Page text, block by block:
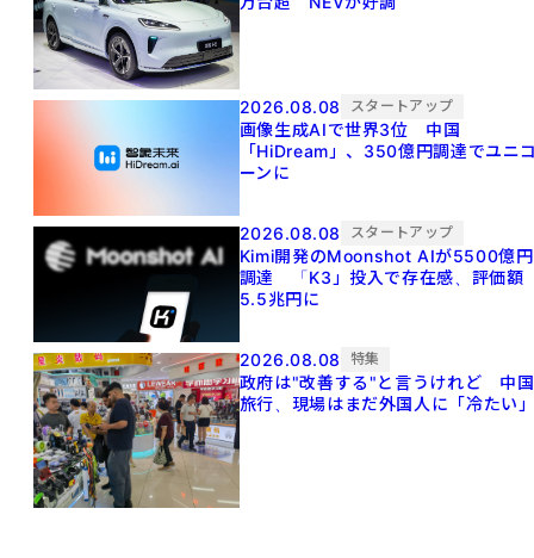
2026.08.08 スタートアップ
画像生成AIで世界3位 中国
「HiDream」、350億円調達でユニ
ーンに
2026.08.08 スタートアップ
Kimi開発のMoonshot AIが5500億円
調達 「K3」投入で存在感、評価額
5.5兆円に
2026.08.08 特集
政府は"改善する"と言うけれど 中国
旅行、現場はまだ外国人に「冷たい